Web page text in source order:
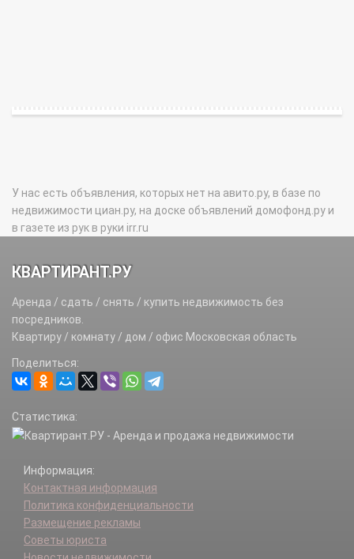
У нас есть объявления, которых нет на авито.ру, в базе по
недвижимости циан.ру, на доске объявлений домофонд.ру и
в газете из рук в руки irr.ru
КВАРТИРАНТ.РУ
Аренда / сдать / снять / купить недвижимость без
посредников.
Квартиру / комнату / дом / офис Московская область
Поделиться:
Статистика:
Информация:
Контактная информация
Политика конфиденциальности
Размещение рекламы
Советы юриста